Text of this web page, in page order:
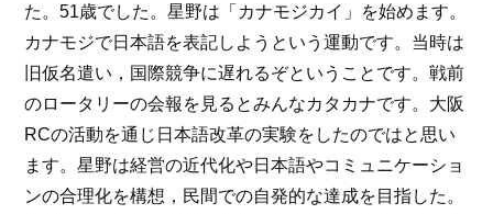
た。51歳でした。星野は「カナモジカイ」を始めます。
カナモジで日本語を表記しようという運動です。当時は
旧仮名遣い，国際競争に遅れるぞということです。戦前
のロータリーの会報を見るとみんなカタカナです。大阪
RCの活動を通じ日本語改革の実験をしたのではと思い
ます。星野は経営の近代化や日本語やコミュニケーショ
ンの合理化を構想，民間での自発的な達成を目指した。